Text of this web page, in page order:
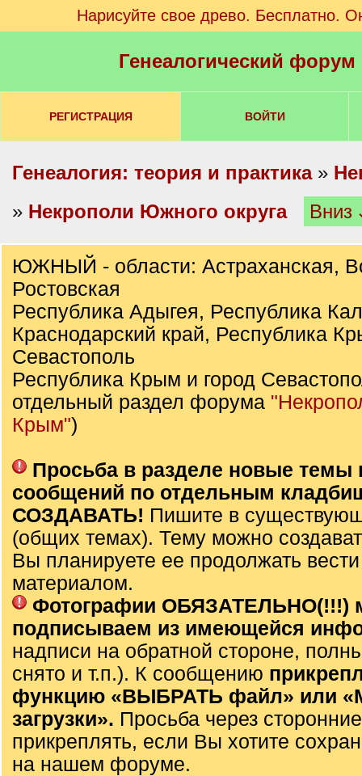
Нарисуйте свое древо. Бесплатно.
Генеалогический
РЕГИСТРАЦИЯ ВОЙТИ
Генеалогия: теория и практика»
» Некрополи Южного округа Вниз
ЮЖНЫЙ - области: Астраханская,
Ростовская
Республика Адыгея, Республика
Краснодарский край, Республика
Севастополь
Республика Крым и город
отдельный раздел форума
Крым")
Просьба в разделе новые темы
сообщений по отдельным
СОЗДАВАТЬ! Пишите в
(общих темах). Тему можно
Вы планируете ее продолжать
материалом.
Фотографии ОБЯЗАТЕЛЬНО(!!!)
подписываем из имеющейся
надписи на обратной стороне,
снято и т.п.). К сообщению
функцию «ВЫБРАТЬ файл» или
загрузки». Просьба через
прикреплять, если Вы хотите
на нашем форуме.